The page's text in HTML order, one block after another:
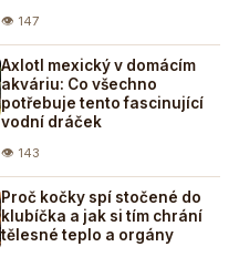
👁 147
Axlotl mexický v domácím
akváriu: Co všechno
potřebuje tento fascinující
vodní dráček
👁 143
Proč kočky spí stočené do
klubíčka a jak si tím chrání
tělesné teplo a orgány